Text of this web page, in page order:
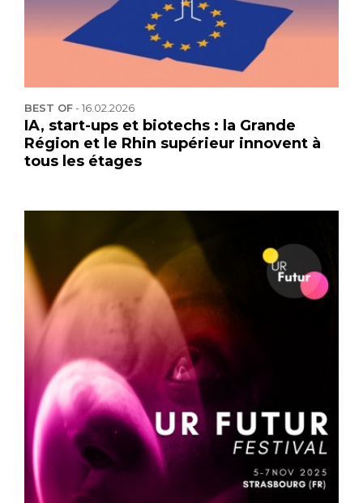
BEST OF-16.02.2026
IA, start-ups et biotechs : la Grande
Région et le Rhin supérieur innovent à
tous les étages